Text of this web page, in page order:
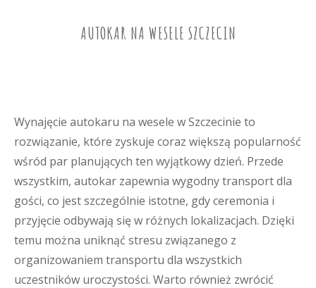
AUTOKAR NA WESELE SZCZECIN
Wynajęcie autokaru na wesele w Szczecinie to
rozwiązanie, które zyskuje coraz większą popularność
wśród par planujących ten wyjątkowy dzień. Przede
wszystkim, autokar zapewnia wygodny transport dla
gości, co jest szczególnie istotne, gdy ceremonia i
przyjęcie odbywają się w różnych lokalizacjach. Dzięki
temu można uniknąć stresu związanego z
organizowaniem transportu dla wszystkich
uczestników uroczystości. Warto również zwrócić